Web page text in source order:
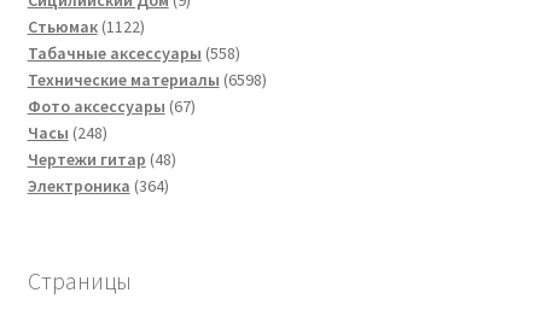
Стьюмак 11221122
товара
Табачные аксессуары 558558
товаров
Технические материалы 65986598
Фото аксессуары 6767
Часы 248248
товаров
Чертежи гитар 4848
Электроника 364364
Страницы